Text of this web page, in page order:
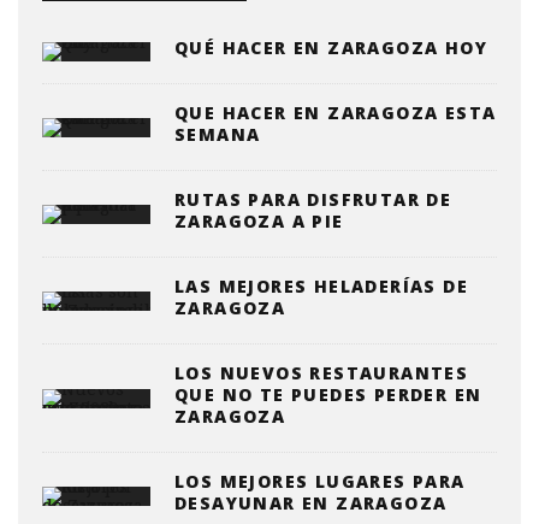
QUÉ HACER EN ZARAGOZA HOY
QUE HACER EN ZARAGOZA ESTA
SEMANA
RUTAS PARA DISFRUTAR DE
ZARAGOZA A PIE
LAS MEJORES HELADERÍAS DE
ZARAGOZA
LOS NUEVOS RESTAURANTES
QUE NO TE PUEDES PERDER EN
ZARAGOZA
LOS MEJORES LUGARES PARA
DESAYUNAR EN ZARAGOZA